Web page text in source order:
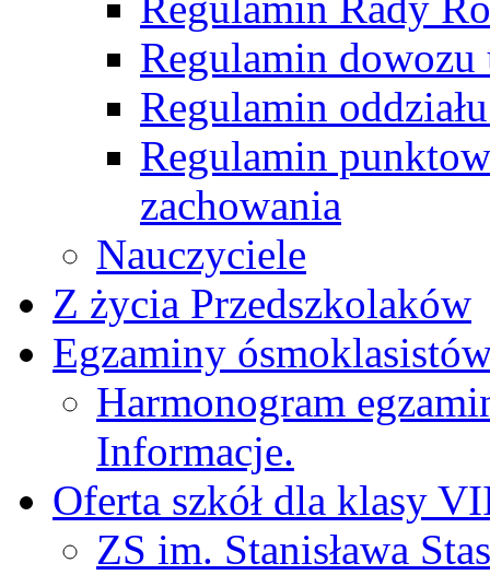
Regulamin dowozu
Regulamin
Regulamin
zachowania
Nauczyciele
Z życia Przedszkolaków
Egzaminy
Harmonogram
Informacje.
Oferta szkół dla klasy
ZS im. Stanisława